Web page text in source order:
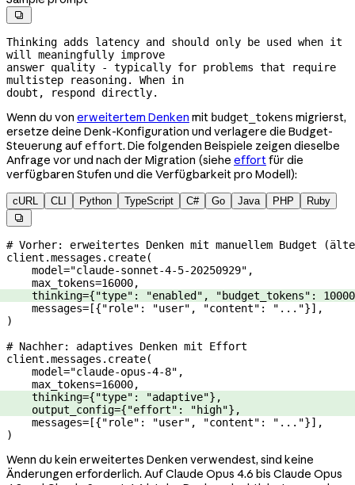

Thinking adds latency and should only be used when it
will meaningfully improve
answer quality - typically for problems that require
multistep reasoning. When in
doubt, respond directly.
Wenn du von erweitertem Denken mit budget_tokens migrierst,
ersetze deine Denk-Konfiguration und verlagere die Budget-
Steuerung auf effort. Die folgenden Beispiele zeigen dieselbe
Anfrage vor und nach der Migration (siehe effortfür die
verfügbaren Stufen und die Verfügbarkeit pro Modell):
cURL CLI Python TypeScript C# Go Java PHP Ruby

# Vorher: erweitertes Denken mit manuellem Budget
client.messages.create(
    model
="claude-sonnet-4-5-20250929" ,
    max_tokens
=16000,
    thinking
={"type" : "enabled" , "budget_tokens" : 10000
    messages
= [{"role" : "user" , "content" : "..."}],
)
# Nachher: adaptives Denken mit Effort
client.messages.create(
    model
="claude-opus-4-8" ,
    max_tokens
=16000,
    thinking
={"type" : "adaptive"},
    output_config
={"effort" : "high"},
    messages
= [{"role" : "user" , "content" : "..."}],
)
Wenn du kein erweitertes Denken verwendest, sind keine
Änderungen erforderlich. Auf Claude Opus 4.6 bis Claude Opus